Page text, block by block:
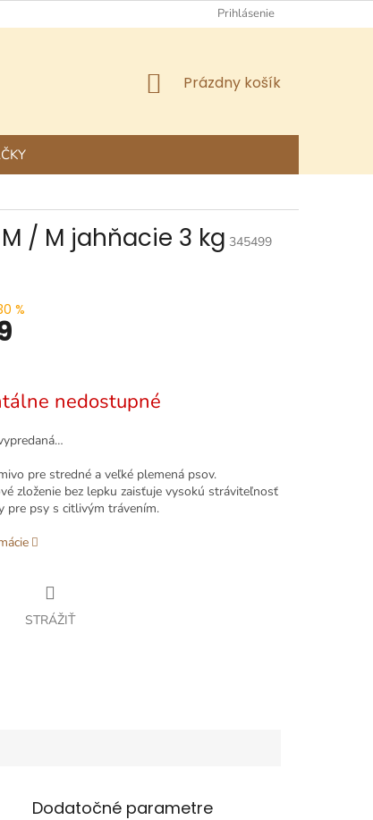
PODMIENKY OCHRANA OSOBNÝCH ÚDAJOV
Prihlásenie
NÁKUPNÝ
Prázdny košík
/ M jahňacie 3 kg 345499
%
nedostupné
pre stredné a veľké plemená psov.
zloženie bez lepku zaisťuje vysokú stráviteľnosť
pre psy s citlivým trávením.
STRÁŽIŤ
Dodatočné parametre